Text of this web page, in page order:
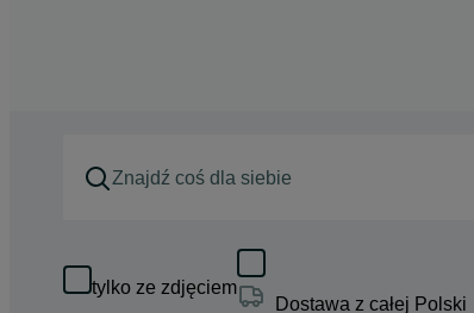
tylko ze zdjęciem
Dostawa z całej Polski